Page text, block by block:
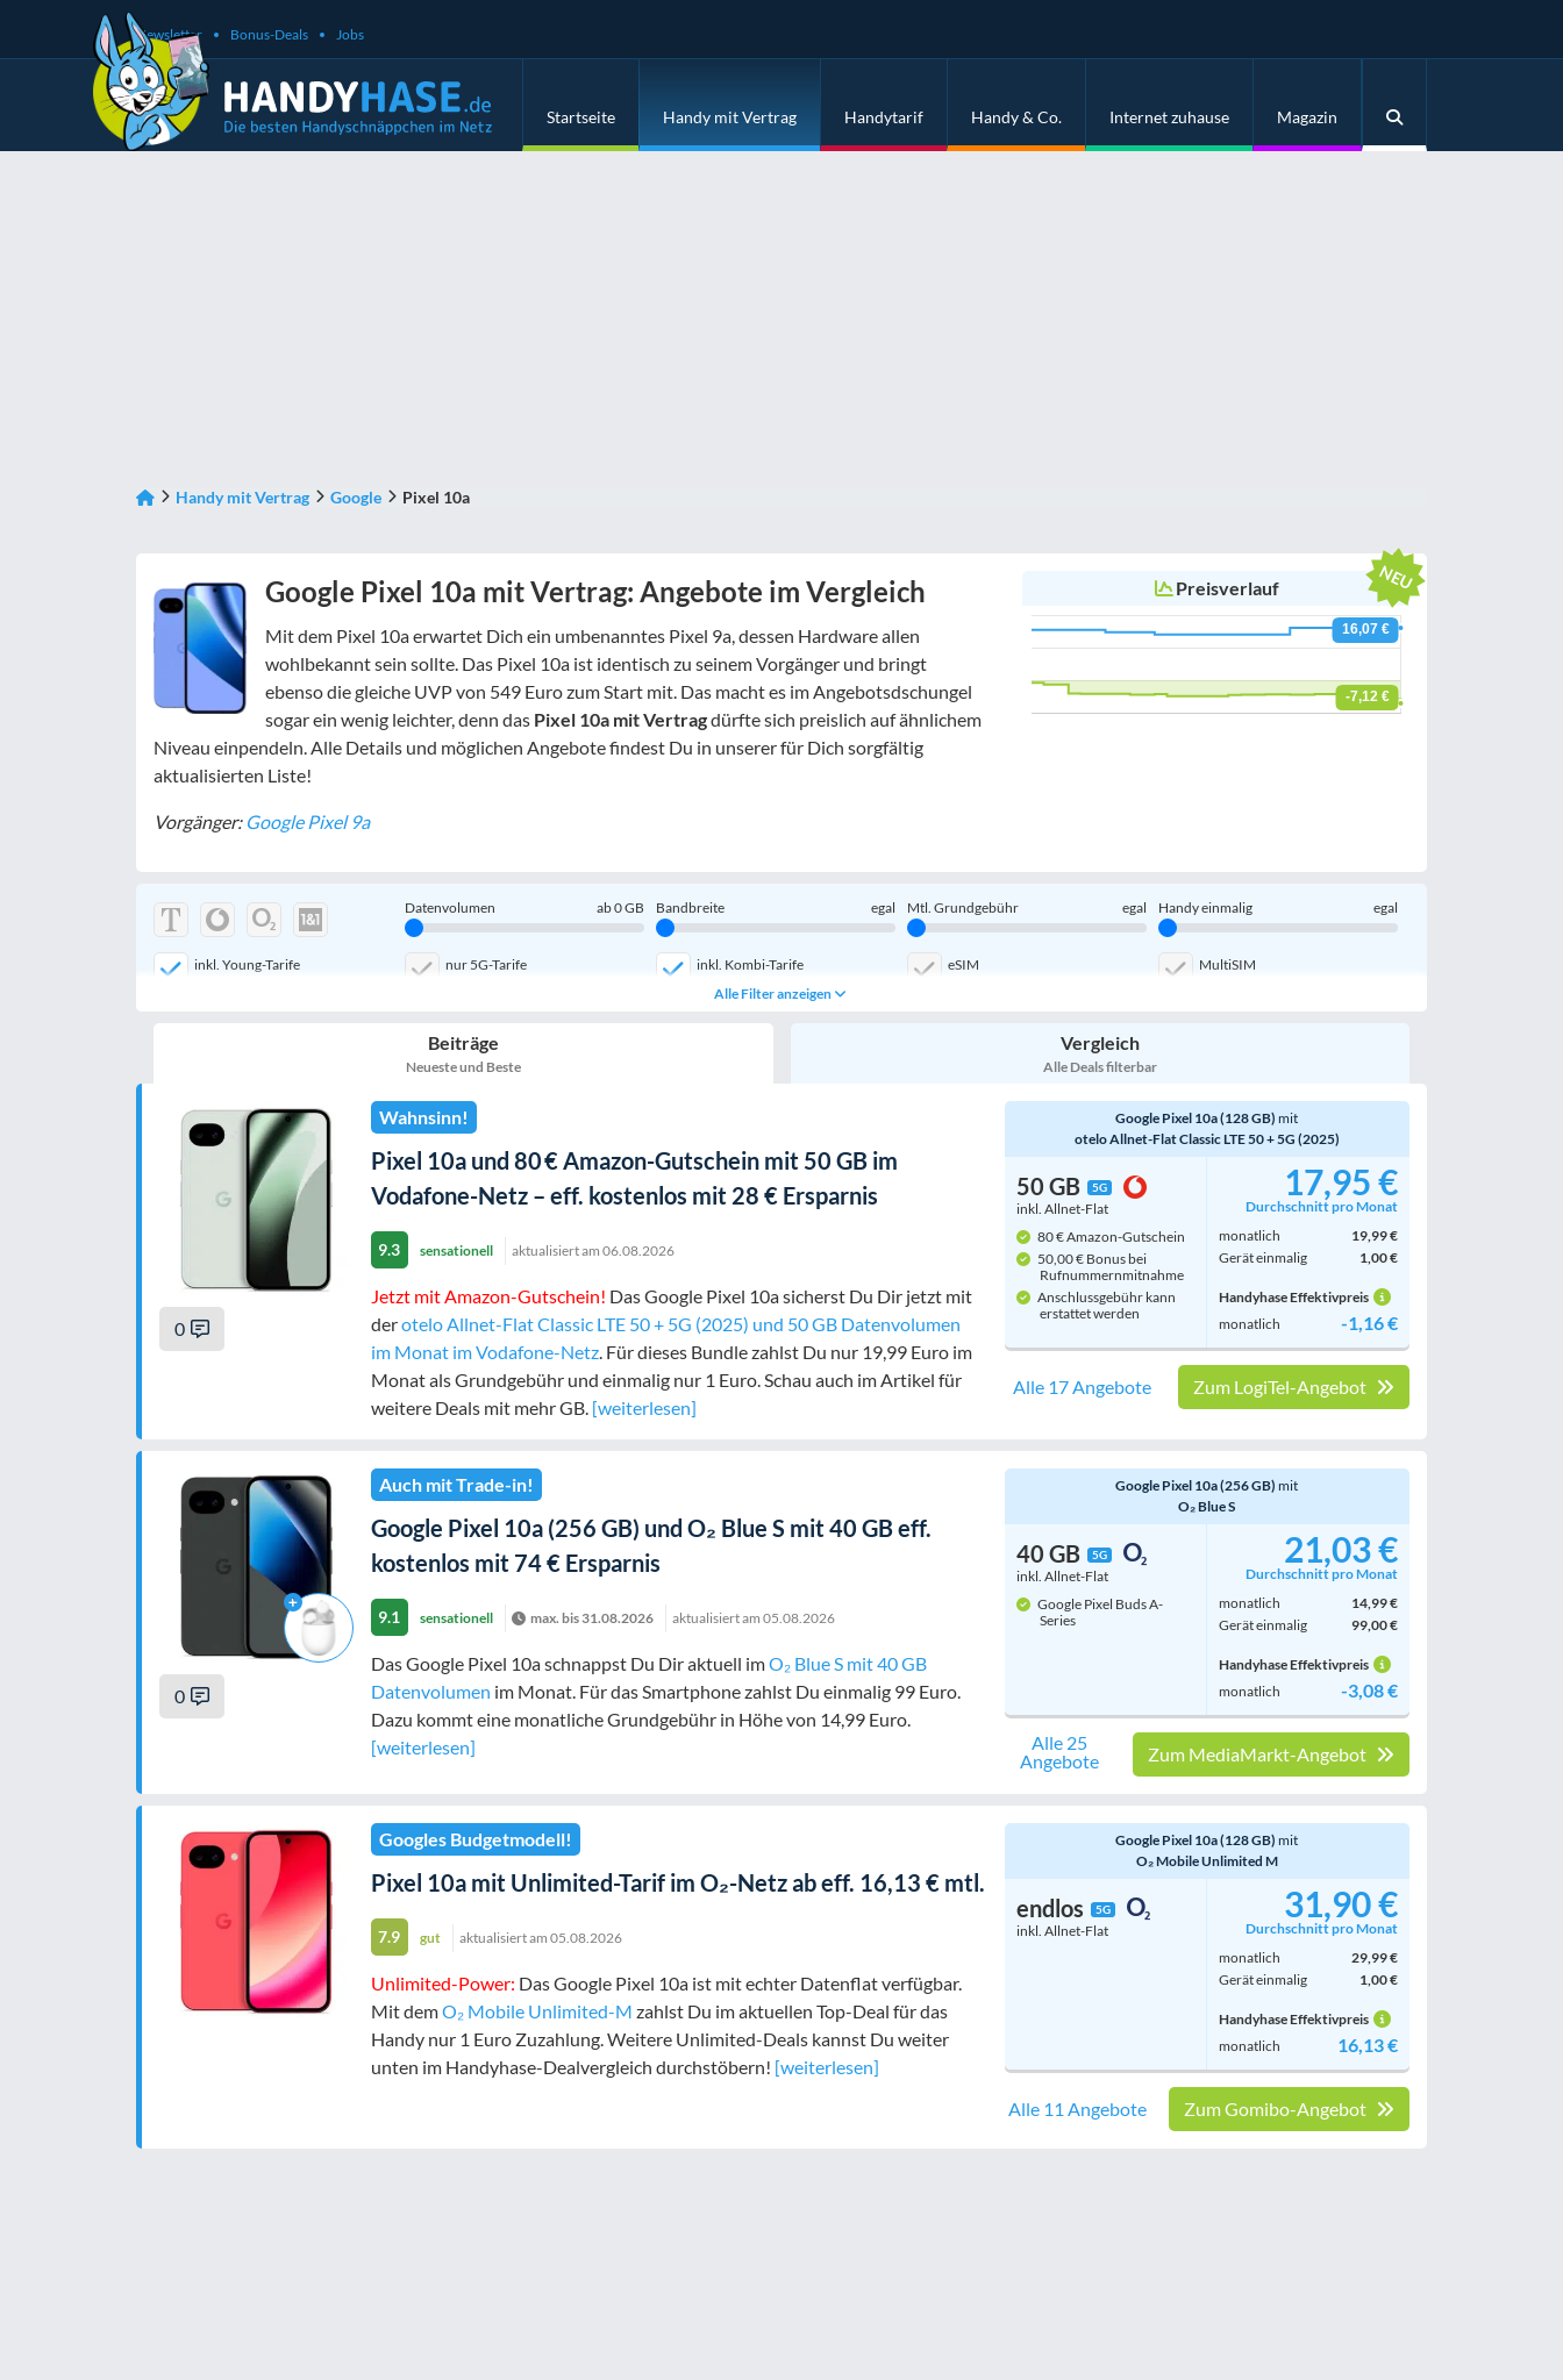
Newsletter Bonus-Deals Jobs
Startseite Handy mit Vertrag Handytarif Handy & Co. Internet zuhause Magazin
Handy mit Vertrag Google Pixel 10a
Google Pixel 10a mit Vertrag: Angebote im Vergleich
Mit dem Pixel 10a erwartet Dich ein umbenanntes Pixel 9a, dessen Hardware allen
wohlbekannt sein sollte. Das Pixel 10a ist identisch zu seinem Vorgänger und bringt
ebenso die gleiche UVP von 549 Euro zum Start mit. Das macht es im Angebotsdschungel
sogar ein wenig leichter, denn das Pixel 10a mit Vertragdürfte sich preislich auf ähnlichem
Niveau einpendeln. Alle Details und möglichen Angebote findest Du in unserer für Dich sorgfältig
aktualisierten Liste!
Vorgänger: Google Pixel 9a
Preisverlauf
Datenvolumen ab0GB Bandbreite egal Mtl. Grundgebühr egal Handy einmalig egal
inkl. Young-Tarife nur 5G-Tarife inkl. Kombi-Tarife eSIM MultiSIM
Filter zurücksetzen
Alle Filter anzeigen
Beiträge
Neueste und Beste
Vergleich
Alle Deals filterbar
0
Wahnsinn!
Pixel 10a und 80 € Amazon-Gutschein mit 50 GB im
Vodafone-Netz – eff. kostenlos mit 28 € Ersparnis
9.3 sensationell aktualisiert am 06.08.2026
Jetzt mit Amazon-Gutschein! Das Google Pixel 10a sicherst Du Dir jetzt mit
derotelo Allnet-Flat Classic LTE 50 + 5G (2025) und 50 GB Datenvolumen
im Monat im Vodafone-Netz. Für dieses Bundle zahlst Du nur 19,99 Euro im
Monat als Grundgebühr und einmalig nur 1 Euro. Schau auch im Artikel für
weitere Deals mit mehr GB. [weiterlesen]
Google Pixel 10a (128 GB)mit
otelo Allnet-Flat Classic LTE 50 + 5G (2025)
50 GB 5G
inkl. Allnet-Flat
80 € Amazon-Gutschein
50,00 € Bonus bei
Rufnummern­mitnahme
Anschlussgebühr kann
erstattet werden
17,95 €
Durchschnitt pro Monat
monatlich
19,99 €
Gerät einmalig
1,00 €
Handyhase Effektivpreis
monatlich
-1,16 €
Zum LogiTel-Angebot
Alle 17 Angebote
0
Auch mit Trade-in!
Google Pixel 10a (256 GB) und O₂ Blue S mit 40 GB eff.
kostenlos mit 74 € Ersparnis
9.1 sensationell max. bis 31.08.2026 aktualisiert am 05.08.2026
Das Google Pixel 10a schnappst Du Dir aktuell imO₂ Blue S mit 40 GB
Datenvolumen im Monat. Für das Smartphone zahlst Du einmalig 99 Euro.
Dazu kommt eine monatliche Grundgebühr in Höhe von 14,99 Euro.
[weiterlesen]
Google Pixel 10a (256 GB)mit
O₂ Blue S
40 GB 5G
inkl. Allnet-Flat
Google Pixel Buds A-
Series
21,03 €
Durchschnitt pro Monat
monatlich
14,99 €
Gerät einmalig
99,00 €
Handyhase Effektivpreis
monatlich
-3,08 €
Zum MediaMarkt-Angebot
Alle 25
Angebote
Googles Budgetmodell!
Pixel 10a mit Unlimited-Tarif im O₂-Netz ab eff. 16,13 € mtl.
7.9 gut aktualisiert am 05.08.2026
Unlimited-Power: Das Google Pixel 10a ist mit echter Datenflat verfügbar.
Mit demO₂ Mobile Unlimited-M zahlst Du im aktuellen Top-Deal für das
Handy nur 1 Euro Zuzahlung. Weitere Unlimited-Deals kannst Du weiter
unten im Handyhase-Dealvergleich durchstöbern! [weiterlesen]
Google Pixel 10a (128 GB)mit
O₂ Mobile Unlimited M
endlos 5G
inkl. Allnet-Flat
31,90 €
Durchschnitt pro Monat
monatlich
29,99 €
Gerät einmalig
1,00 €
Handyhase Effektivpreis
monatlich
16,13 €
Zum Gomibo-Angebot
Alle 11 Angebote